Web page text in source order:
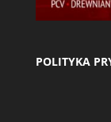
POLITYKA